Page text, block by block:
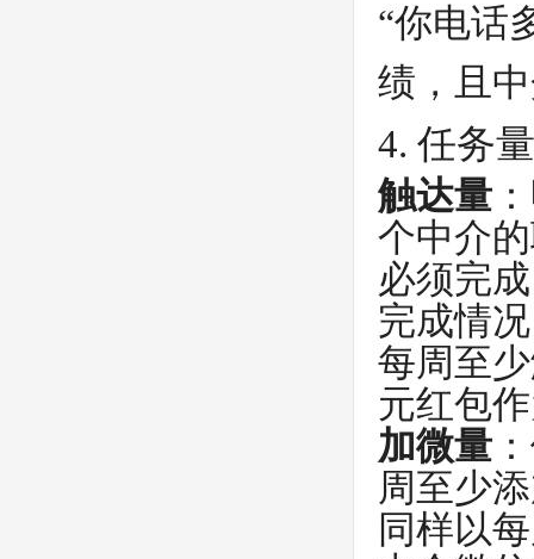
“你电话
绩，且
4. 任务
触达量
个中介
必须完
完成情
每周至
元红包
加微量
周至少
同样以